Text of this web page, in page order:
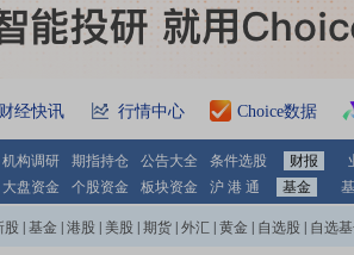
经快讯 行情中心 Choice数据
机构调研 期指持仓 公告大全 条件选股 财报
大盘资金 个股资金 板块资金 沪 港 通 基金
股 基金 港股 美股 期货 外汇 黄金 自选股 自选